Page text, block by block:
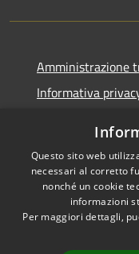
Amministrazione
Informativa
Dichiarazione di
RSS
Questo sito web
necessari al corretto
nonché un cookie
informazioni
Per maggiori dettagli,